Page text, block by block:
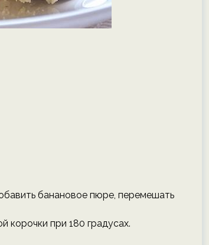
банановое пюре, перемешать
корочки при 180 градусах.